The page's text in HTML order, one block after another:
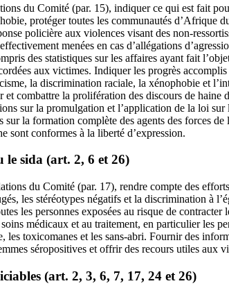
du Comité (par. 15), indiquer ce qui est fait
protéger toutes les communautés d’Afrique
policière aux violences visant des non-
menées en cas d’allégations
des statistiques sur les affaires ayant fait
aux victimes. Indiquer les progrès
la discrimination raciale, la xénophobie et
combattre la prolifération des discours de haine
sur la promulgation et l’application de la loi sur
la formation complète des agents des forces
sont conformes à la liberté d’expression.
le sida (art. 2, 6 et 26)
du Comité (par. 17), rendre compte des
les stéréotypes négatifs et la discrimination à
les personnes exposées au risque de
médicaux et au traitement, en particulier les
les toxicomanes et les sans-abri. Fournir des
séropositives et offrir des recours utiles aux
(art. 2, 3, 6, 7, 17, 24 et 26)